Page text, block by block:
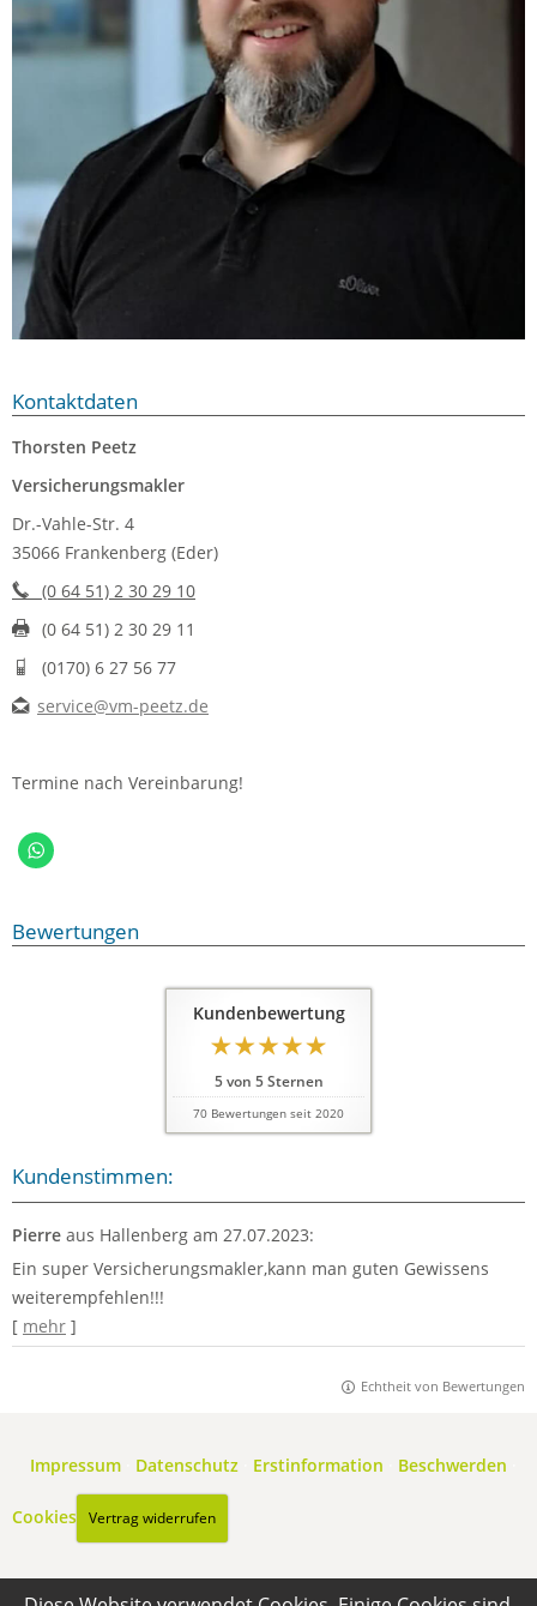
Kontaktdaten
Thorsten Peetz
Versicherungsmakler
Dr.-Vahle-Str. 4
35066 Frankenberg (Eder)
(0 64 51) 2 30 29 10
(0 64 51) 2 30 29 11
(0170) 6 27 56 77
service@vm-peetz.de
Termine nach Vereinbarung!
Bewertungen
Kundenbewertung
5von 5Sternen
70 Bewertungen seit 2020
Kundenstimmen:
Pierre aus Hallenberg am 27.07.2023:
Ein super Versicherungsmakler,kann man guten Gewissens
weiterempfehlen!!!
[ mehr ]
Echtheit von Bewertungen
Impressum Datenschutz Erstinformation Beschwerden
Cookies Vertrag widerrufen